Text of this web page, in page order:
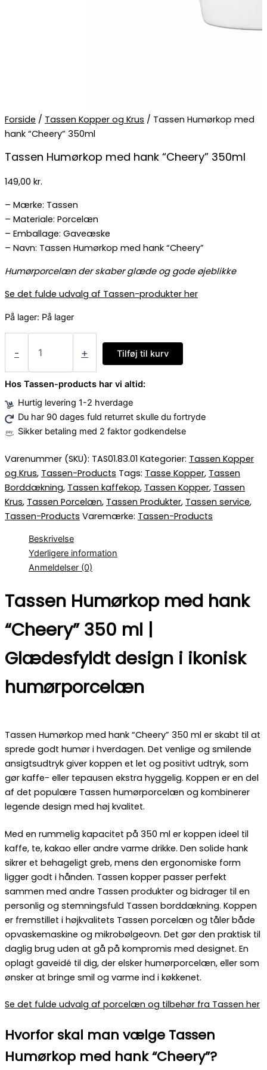
Forside / Tassen Kopper og Krus / Tassen Humørkop med
hank “Cheery” 350ml
Tassen Humørkop med hank “Cheery” 350ml
149,00 kr.
– Mærke: Tassen
– Materiale: Porcelæn
– Emballage: Gaveæske
– Navn: Tassen Humørkop med hank “Cheery”
Humørporcelæn der skaber glæde og gode øjeblikke
Se det fulde udvalg af Tassen-produkter her
På lager: På lager
- + Tilføj til kurv
Hos Tassen-products har vi altid:
Hurtig levering 1-2 hverdage
Du har 90 dages fuld returret skulle du fortryde
Sikker betaling med 2 faktor godkendelse
Varenummer (SKU): TAS01.83.01 Kategorier: Tassen Kopper
og Krus, Tassen-Products Tags: Tasse Kopper, Tassen
Borddækning, Tassen kaffekop, Tassen Kopper, Tassen
Krus, Tassen Porcelæn, Tassen Produkter, Tassen service,
Tassen-Products Varemærke: Tassen-Products
Beskrivelse
Yderligere information
Anmeldelser (0)
Tassen Humørkop med hank
“Cheery” 350 ml |
Glædesfyldt design i ikonisk
humørporcelæn
Tassen Humørkop med hank “Cheery” 350 ml er skabt til at
sprede godt humør i hverdagen. Det venlige og smilende
ansigtsudtryk giver koppen et let og positivt udtryk, som
gør kaffe- eller tepausen ekstra hyggelig. Koppen er en del
af det populære Tassen humørporcelæn og kombinerer
legende design med høj kvalitet.
Med en rummelig kapacitet på 350 ml er koppen ideel til
kaffe, te, kakao eller andre varme drikke. Den solide hank
sikrer et behageligt greb, mens den ergonomiske form
ligger godt i hånden. Tassen kopper passer perfekt
sammen med andre Tassen produkter og bidrager til en
personlig og stemningsfuld Tassen borddækning. Koppen
er fremstillet i højkvalitets Tassen porcelæn og tåler både
opvaskemaskine og mikrobølgeovn. Det gør den praktisk til
daglig brug uden at gå på kompromis med designet. En
oplagt gaveidé til dig, der elsker humørporcelæn, eller som
ønsker at bringe smil og varme ind i køkkenet.
Se det fulde udvalg af porcelæn og tilbehør fra Tassen her
Hvorfor skal man vælge Tassen
Humørkop med hank “Cheery”?